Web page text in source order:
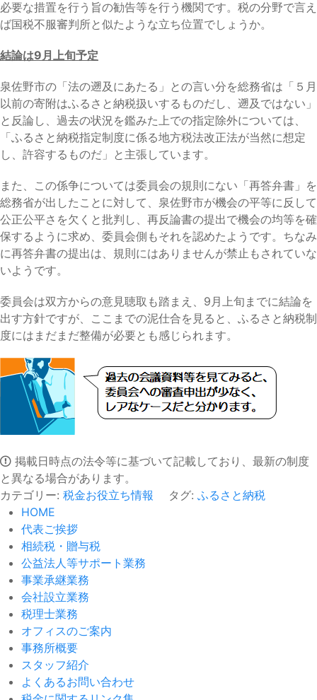
必要な措置を行う旨の勧告等を行う機関です。税の分野で言え
ば国税不服審判所と似たような立ち位置でしょうか。
結論は9月上旬予定
泉佐野市の「法の遡及にあたる」との言い分を総務省は「５月
以前の寄附はふるさと納税扱いするものだし、遡及ではない」
と反論し、過去の状況を鑑みた上での指定除外については、
「ふるさと納税指定制度に係る地方税法改正法が当然に想定
し、許容するものだ」と主張しています。
また、この係争については委員会の規則にない「再答弁書」を
総務省が出したことに対して、泉佐野市が機会の平等に反して
公正公平さを欠くと批判し、再反論書の提出で機会の均等を確
保するように求め、委員会側もそれを認めたようです。ちなみ
に再答弁書の提出は、規則にはありませんが禁止もされていな
いようです。
委員会は双方からの意見聴取も踏まえ、9月上旬までに結論を
出す方針ですが、ここまでの泥仕合を見ると、ふるさと納税制
度にはまだまだ整備が必要とも感じられます。
掲載日時点の法令等に基づいて記載しており、最新の制度
と異なる場合があります。
カテゴリー: 税金お役立ち情報 タグ: ふるさと納税
HOME
代表ご挨拶
相続税・贈与税
公益法人等サポート業務
事業承継業務
会社設立業務
税理士業務
オフィスのご案内
事務所概要
スタッフ紹介
よくあるお問い合わせ